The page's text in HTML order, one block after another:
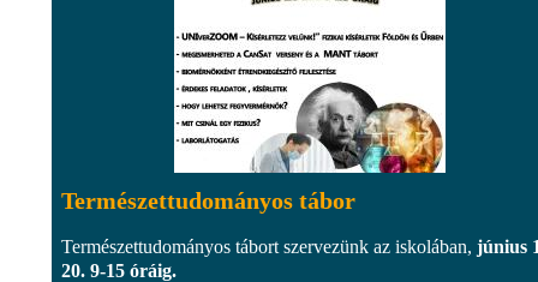
Természettudományos tábor
Természettudományos tábort szervezünk az iskolában, június
20. 9-15 óráig.